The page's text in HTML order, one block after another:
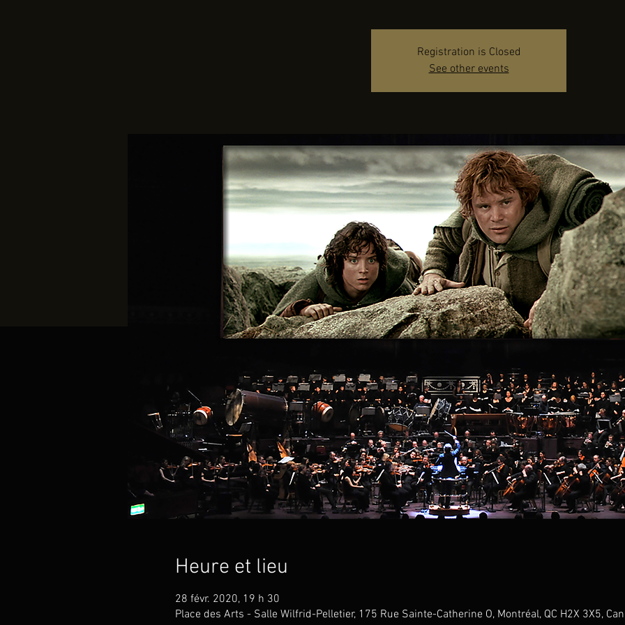
Registration is Closed
See other events
Heure et lieu
28 févr. 2020, 19 h 30
Place des Arts - Salle Wilfrid-Pelletier, 175 Rue Sainte-Catherine O, Montréal, QC H2X 3X5,